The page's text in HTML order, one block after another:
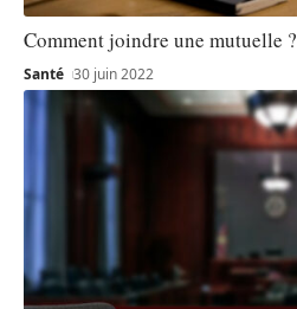
Comment joindre une mutuelle ?
Santé 30 juin 2022